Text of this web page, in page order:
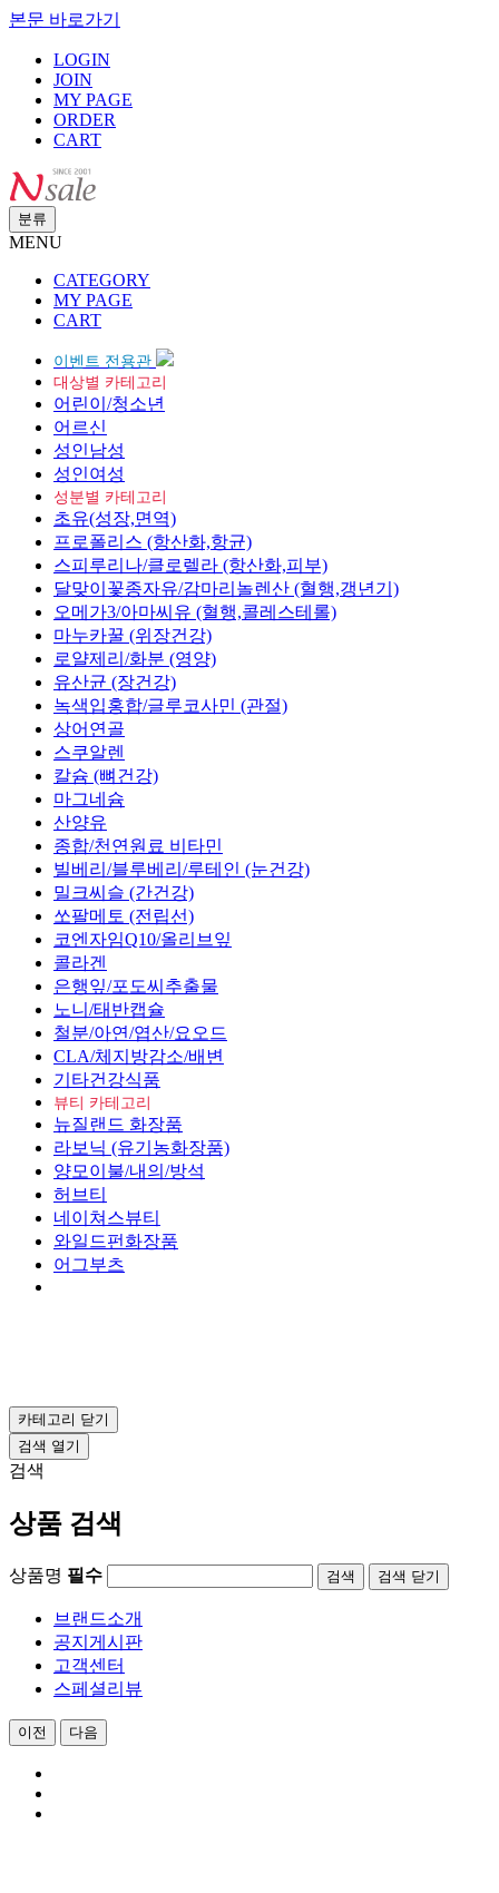
본문 바로가기
LOGIN
JOIN
MY PAGE
ORDER
CART
분류
MENU
CATEGORY
MY PAGE
CART
이벤트 전용관
대상별 카테고리
어린이/청소년
어르신
성인남성
성인여성
성분별 카테고리
초유(성장,면역)
프로폴리스 (항산화,항균)
스피루리나/클로렐라 (항산화,피부)
달맞이꽃종자유/감마리놀렌산 (혈행,갱년기)
오메가3/아마씨유 (혈행,콜레스테롤)
마누카꿀 (위장건강)
로얄제리/화분 (영양)
유산균 (장건강)
녹색입홍합/글루코사민 (관절)
상어연골
스쿠알렌
칼슘 (뼈건강)
마그네슘
산양유
종합/천연원료 비타민
빌베리/블루베리/루테인 (눈건강)
밀크씨슬 (간건강)
쏘팔메토 (전립선)
코엔자임Q10/올리브잎
콜라겐
은행잎/포도씨추출물
노니/태반캡슐
철분/아연/엽산/요오드
CLA/체지방감소/배변
기타건강식품
뷰티 카테고리
뉴질랜드 화장품
라보닉 (유기농화장품)
양모이불/내의/방석
허브티
네이쳐스뷰티
와일드펀화장품
어그부츠
카테고리 닫기
검색 열기
검색
상품 검색
상품명 필수 검색 닫기
브랜드소개
공지게시판
고객센터
스페셜리뷰
이전 다음